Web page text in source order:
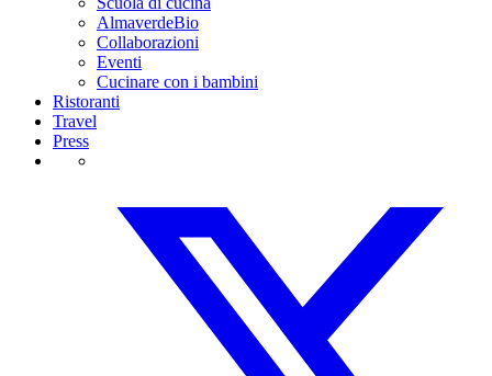
AlmaverdeBio
Collaborazioni
Eventi
Cucinare con i bambini
Ristoranti
Travel
Press